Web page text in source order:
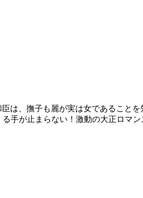
は、撫子も麗が実は女であること
手が止まらない！激動の大正ロマン